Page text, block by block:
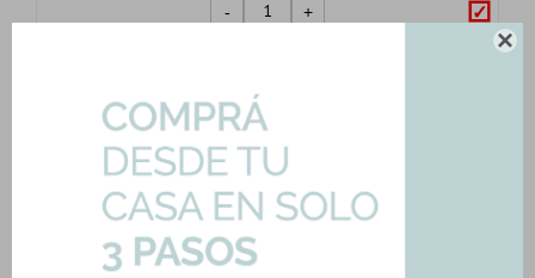

- +
Cepillado Epuyen
Art: FV-EPUYEN-BIDET-QLR
235,54
- +
235.54
Toallero Barral 40Cm Brushed Nickel